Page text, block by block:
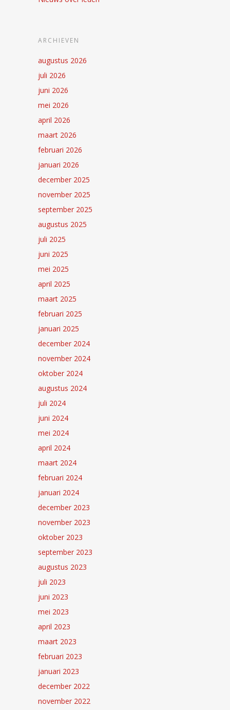
ARCHIEVEN
augustus 2026
juli 2026
juni 2026
mei 2026
april 2026
maart 2026
februari 2026
januari 2026
december 2025
november 2025
september 2025
augustus 2025
juli 2025
juni 2025
mei 2025
april 2025
maart 2025
februari 2025
januari 2025
december 2024
november 2024
oktober 2024
augustus 2024
juli 2024
juni 2024
mei 2024
april 2024
maart 2024
februari 2024
januari 2024
december 2023
november 2023
oktober 2023
september 2023
augustus 2023
juli 2023
juni 2023
mei 2023
april 2023
maart 2023
februari 2023
januari 2023
december 2022
november 2022